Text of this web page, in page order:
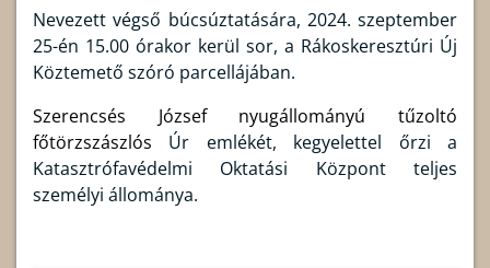
Nevezett végső búcsúztatására, 2024. szeptember
25-én 15.00 órakor kerül sor, a Rákoskeresztúri Új
Köztemető szóró parcellájában.
Szerencsés József nyugállományú tűzoltó
főtörzszászlós Úr emlékét, kegyelettel őrzi a
Katasztrófavédelmi Oktatási Központ teljes
személyi állománya.